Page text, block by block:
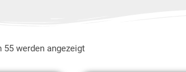
55 werden angezeigt